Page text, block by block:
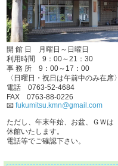
開 館 日 月曜日～日曜日
利用時間 9：00～21：30
事 務 所 9：00～17：00
〈日曜日・祝日は午前中のみ在席〉
電話 0763-52-4684
FAX 0763-88-0226
📧fukumitsu.kmn@gmail.com
ただし、年末年始、お盆、ＧＷは
休館いたします。
電話等でご確認下さい。